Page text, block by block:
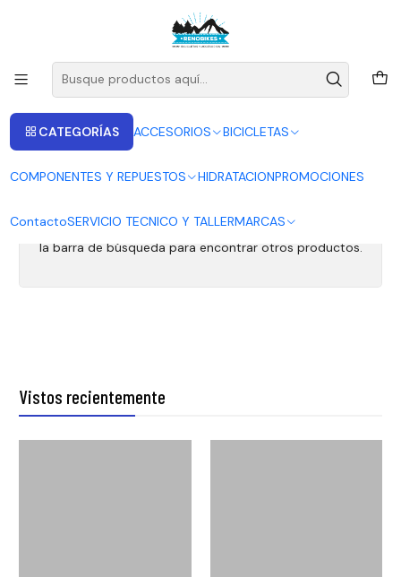
CATEGORÍAS ACCESORIOS BICICLETAS
COMPONENTES Y REPUESTOS HIDRATACIONPROMOCIONES
ContactoSERVICIO TECNICO Y TALLERMARCAS
ENVIOS A LAS RECIONES V - IV - RM DESDE 2.990
Co2
Puedes probar a buscar en otras categorías o utilizar
la barra de búsqueda para encontrar otros productos.
Vistos recientemente